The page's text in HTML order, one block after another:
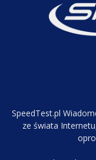
SpeedTest.pl
ze świata